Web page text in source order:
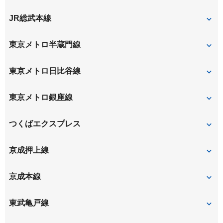
南千住
JR総武本線
錦糸町
東京メトロ半蔵門線
押上〈スカイツリー前〉
東京メトロ日比谷線
三ノ輪
南千住
東京メトロ銀座線
浅草
稲荷町
つくばエクスプレス
南千住
浅草
京成押上線
京成曳舟
押上（スカイツリー前）
京成本線
京成関屋
東武亀戸線